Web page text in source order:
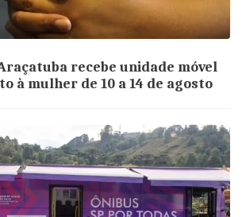
recebe unidade móvel
à mulher de 10 a 14 de agosto